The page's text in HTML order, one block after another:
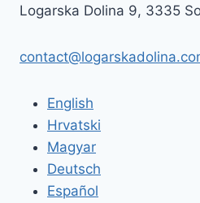
Logarska Dolina 9, 3335
English
Hrvatski
Magyar
Deutsch
Español